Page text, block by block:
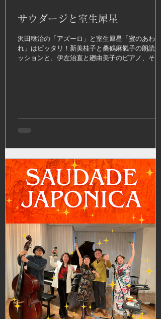
サウダージと室生犀星
沢田穣治の「アズーロ」と室生犀星「蜜のあわ
れ」はピッタリ！新美桂子と桑鶴麻氣子の朗読セ
ッションと、伊左治直と廻由美子のピアノ、それ